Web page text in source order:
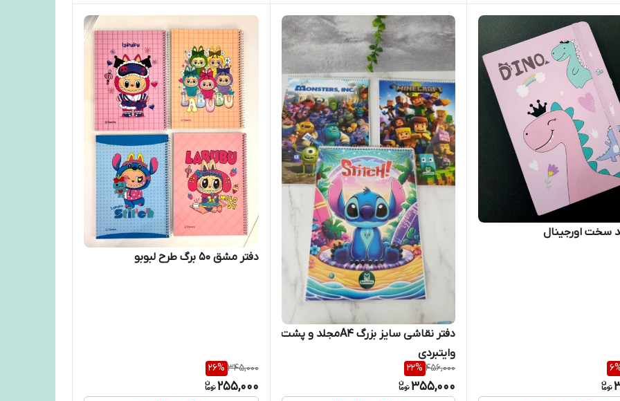
سخت اورجینال
6
دفتر نقاشی سایز بزرگ A4مجلد و پشت
وایتبردی
456,000
22%
355,000
دفتر مشق ۵۰ برگ طرح لبوبو
345,000
26%
255,000